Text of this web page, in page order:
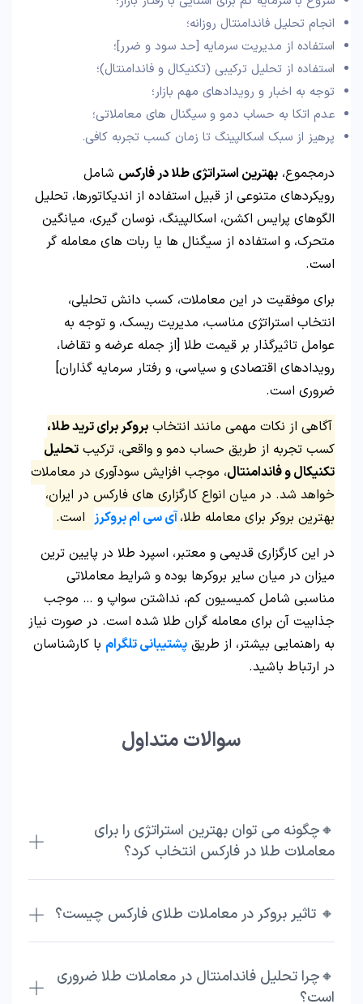
انجام تحلیل فاندامنتال روزانه؛
استفاده از مدیریت سرمایه [حد سود و ضرر]؛
استفاده از تحلیل ترکیبی (تکنیکال و فاندامنتال)؛
توجه به اخبار و رویدادهای مهم بازار؛
عدم اتکا به حساب دمو و سیگنال های معاملاتی؛
پرهیز از سبک اسکالپینگ تا زمان کسب تجربه کافی.
درمجموع، بهترین استراتژی طلا در فارکس شامل
رویکردهای متنوعی از قبیل استفاده از اندیکاتورها، تحلیل
الگوهای پرایس اکشن، اسکالپینگ، نوسان گیری، میانگین
متحرک، و استفاده از سیگنال ها یا ربات های معامله گر
است.
برای موفقیت در این معاملات، کسب دانش تحلیلی،
انتخاب استراتژی مناسب، مدیریت ریسک، و توجه به
عوامل تاثیرگذار بر قیمت طلا [از جمله عرضه و تقاضا،
رویدادهای اقتصادی و سیاسی، و رفتار سرمایه گذاران]
ضروری است.
آگاهی از نکات مهمی مانند انتخاببروکر برای ترید طلا،
کسب تجربه از طریق حساب دمو و واقعی، ترکیب تحلیل
تکنیکال و فاندامنتال، موجب افزایش سودآوری در معاملات
خواهد شد. در میان انواع کارگزاری های فارکس در ایران،
بهترین بروکر برای معامله طلا،آی سی ام بروکرز است.
در این کارگزاری قدیمی و معتبر، اسپرد طلا در پایین ترین
میزان در میان سایر بروکرها بوده و شرایط معاملاتی
مناسبی شامل کمیسیون کم، نداشتن سواپ و … موجب
جذابیت آن برای معامله گران طلا شده است. در صورت نیاز
به راهنمایی بیشتر، از طریق پشتیبانی تلگرام با کارشناسان
در ارتباط باشید.
سوالات متداول
🔸چگونه می توان بهترین استراتژی را برای
معاملات طلا در فارکس انتخاب کرد؟
🔸 تاثیر بروکر در معاملات طلای فارکس چیست؟
🔸چرا تحلیل فاندامنتال در معاملات طلا ضروری
است؟